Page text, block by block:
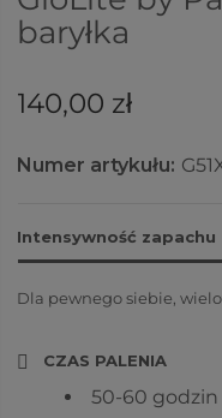
baryłka
140,00 zł
Numer artykułu:
Intensywność zapachu
Dla pewnego siebie,
CZAS PALENIA
50-60 godzin